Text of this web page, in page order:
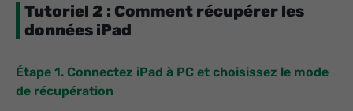
Tutoriel 2 : Comment récupérer les
données iPad
Étape 1. Connectez iPad à PC et choisissez le mode
de récupération